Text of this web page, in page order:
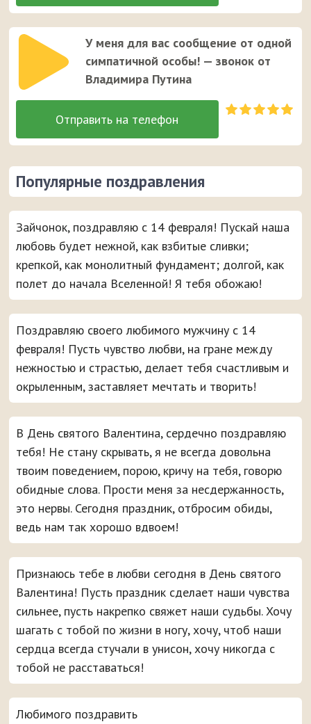
У меня для вас сообщение от одной
симпатичной особы! — звонок от
Владимира Путина
Популярные поздравления
Зайчонок, поздравляю с 14 февраля! Пускай наша
любовь будет нежной, как взбитые сливки;
крепкой, как монолитный фундамент; долгой, как
полет до начала Вселенной! Я тебя обожаю!
Поздравляю своего любимого мужчину с 14
февраля! Пусть чувство любви, на гране между
нежностью и страстью, делает тебя счастливым и
окрыленным, заставляет мечтать и творить!
В День святого Валентина, сердечно поздравляю
тебя! Не стану скрывать, я не всегда довольна
твоим поведением, порою, кричу на тебя, говорю
обидные слова. Прости меня за несдержанность,
это нервы. Сегодня праздник, отбросим обиды,
ведь нам так хорошо вдвоем!
Признаюсь тебе в любви сегодня в День святого
Валентина! Пусть праздник сделает наши чувства
сильнее, пусть накрепко свяжет наши судьбы. Хочу
шагать с тобой по жизни в ногу, хочу, чтоб наши
сердца всегда стучали в унисон, хочу никогда с
тобой не расставаться!
Любимого поздравить